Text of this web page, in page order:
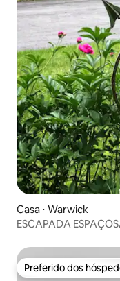
Casa ⋅ Warwick
ESCAPADA
Preferido dos
Preferido dos